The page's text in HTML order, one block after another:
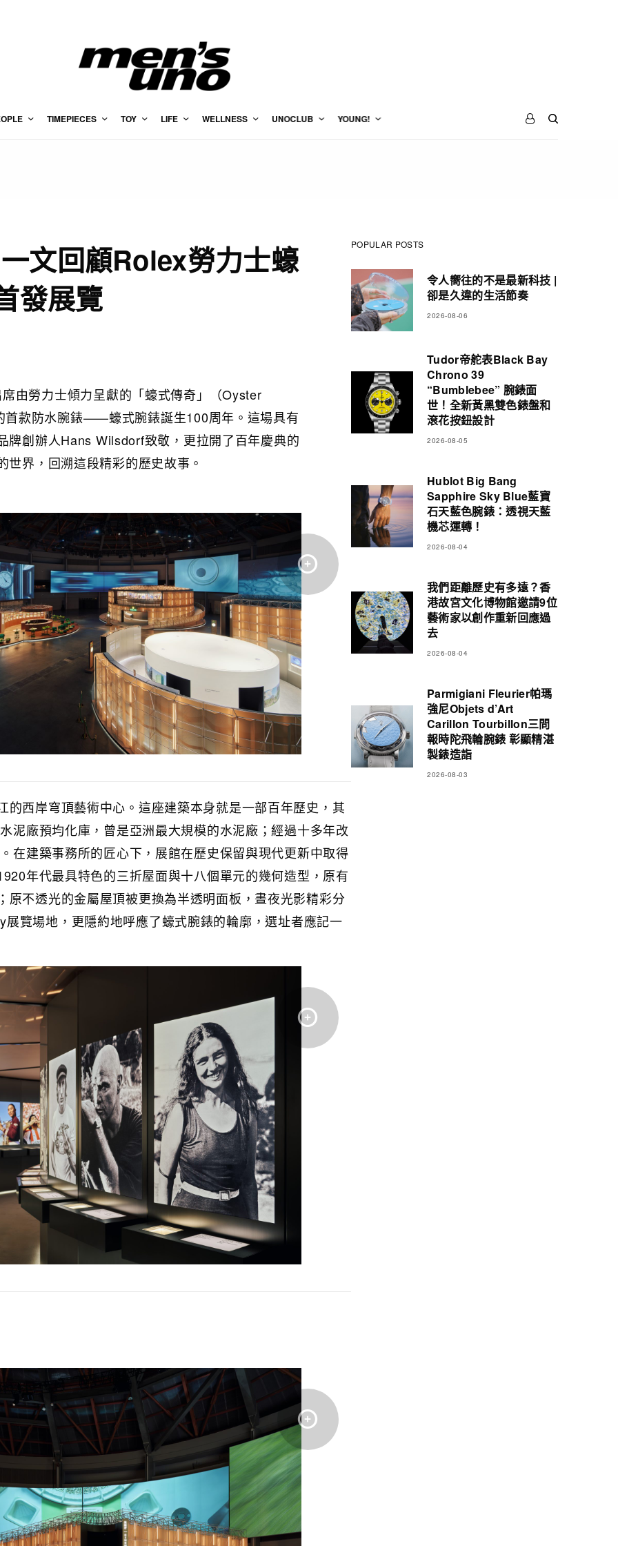
TIMEPIECES TOY LIFE WELLNESS UNOCLUB YOUNG!
文回顧Rolex勞力士蠔
發展覽
由勞力士傾力呈獻的「蠔式傳奇」（Oyster
首款防水腕錶——蠔式腕錶誕生100周年。這場具有
牌創辦人Hans Wilsdorf致敬，更拉開了百年慶典的
界，回溯這段精彩的歷史故事。
的西岸穹頂藝術中心。這座建築本身就是一部百年歷史，其
泥廠預均化庫，曾是亞洲最大規模的水泥廠；經過十多年改
在建築事務所的匠心下，展館在歷史保留與現代更新中取得
年代最具特色的三折屋面與十八個單元的幾何造型，原有
原不透光的金屬屋頂被更換為半透明面板，晝夜光影精彩分
覽場地，更隱約地呼應了蠔式腕錶的輪廓，選址者應記一
POPULAR POSTS
令人嚮往的不是最新科技 |
卻是久違的生活節奏
2026-08-06
Tudor帝舵表Black Bay
Chrono 39
“Bumblebee” 腕錶面
世！全新黃黑雙色錶盤和
滾花按鈕設計
2026-08-05
Hublot Big Bang
Sapphire Sky Blue藍寶
石天藍色腕錶：透視天藍
機芯運轉！
2026-08-04
我們距離歷史有多遠？香
港故宮文化博物館邀請9位
藝術家以創作重新回應過
去
2026-08-04
Parmigiani Fleurier帕瑪
強尼Objets d’Art
Carillon Tourbillon三問
報時陀飛輪腕錶 彰顯精湛
製錶造詣
2026-08-03